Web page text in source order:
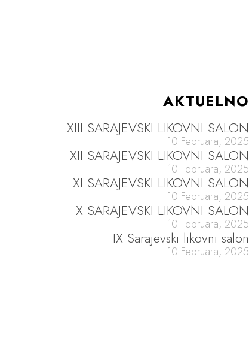
AKTUELNO
XIII SARAJEVSKI LIKOVNI SALON
10 Februara, 2025
XII SARAJEVSKI LIKOVNI SALON
10 Februara, 2025
XI SARAJEVSKI LIKOVNI SALON
10 Februara, 2025
X SARAJEVSKI LIKOVNI SALON
10 Februara, 2025
IX Sarajevski likovni salon
10 Februara, 2025